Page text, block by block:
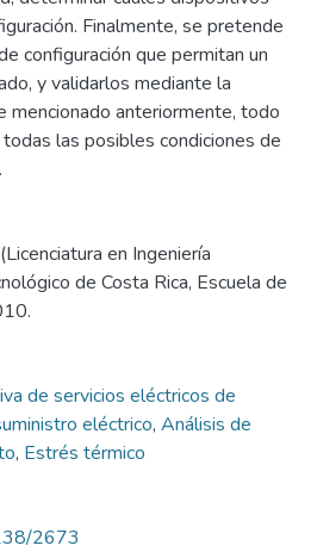
Finalmente, se pretende
configuración que permitan un
y validarlos mediante la
mencionado anteriormente, todo
las posibles condiciones de
en Ingeniería
de Costa Rica, Escuela de
de servicios eléctricos de
eléctrico, Análisis de
, Estrés térmico
2673